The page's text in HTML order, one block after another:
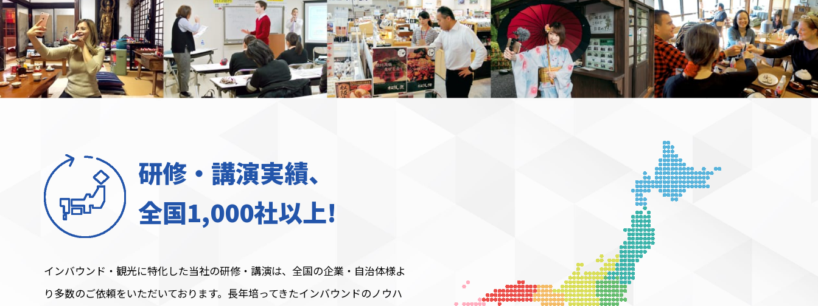
研修・講演実績、
全国1,000社以上!
インバウンド・観光に特化した当社の研修・講演は、全国の企業・自治体様よ
り多数のご依頼をいただいております。長年培ってきたインバウンドのノウハ